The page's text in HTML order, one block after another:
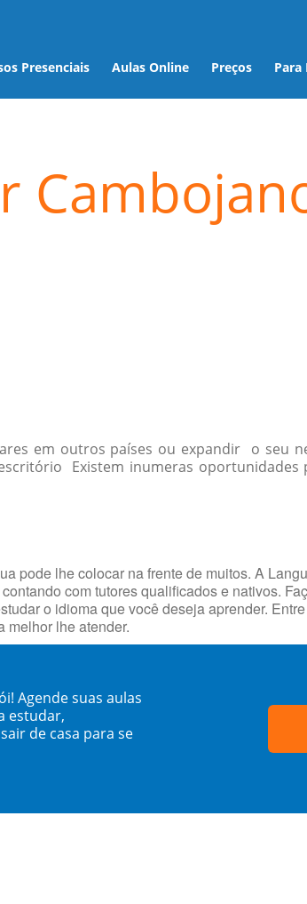
Presenciais Aulas Online Preços Para
em outros países ou expandir o seu
Existem inumeras
pode lhe colocar na frente de muitos. A
com tutores qualificados e nativos.
o idioma que você deseja aprender.
melhor lhe atender.
Agende suas aulas
estudar,
de casa para se